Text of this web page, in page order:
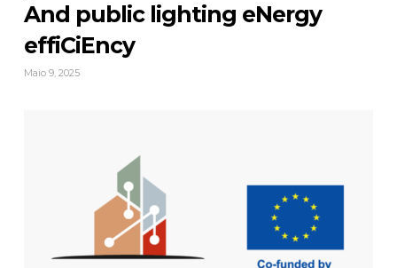
And public lighting eNergy
effiCiEncy
Maio 9, 2025